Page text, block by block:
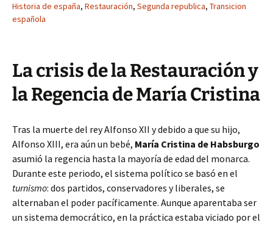
Historia de españa, Restauración, Segunda republica, Transicion
española
La crisis de la Restauración y
la Regencia de María Cristina
Tras la muerte del rey Alfonso XII y debido a que su hijo,
Alfonso XIII, era aún un bebé, María Cristina de Habsburgo
asumió la regencia hasta la mayoría de edad del monarca.
Durante este periodo, el sistema político se basó en el
turnismo: dos partidos, conservadores y liberales, se
alternaban el poder pacíficamente. Aunque aparentaba ser
un sistema democrático, en la práctica estaba viciado por el